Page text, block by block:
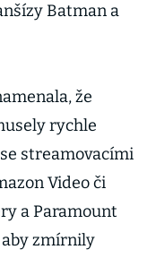
Batman a
že
rychle
streamovacími
Video či
a Paramount
zmírnily